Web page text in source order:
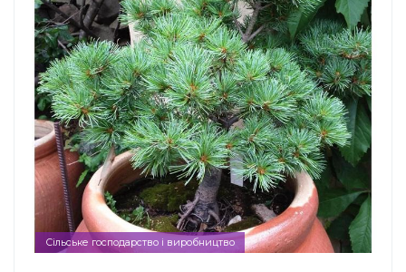
Сільське господарство і виробництво